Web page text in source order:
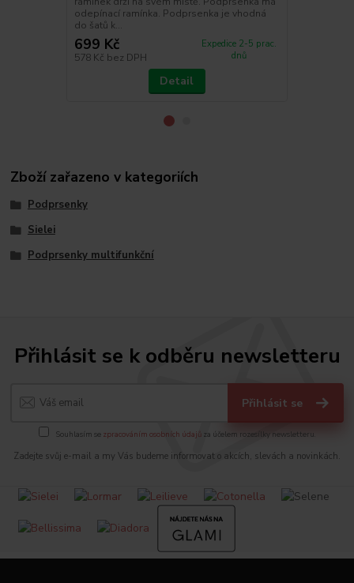
odepínací ramínka. Podprsenka je vhodná
do šatů k...
699 Kč
578 Kč bez DPH
Expedice 2-5 prac.
dnů
Detail
Zboží zařazeno v kategoriích
Podprsenky
Sielei
Podprsenky multifunkční
Přihlásit se k odběru newsletteru
Přihlásit se
Souhlasím se zpracováním osobních údajů za účelem rozesílky newsletteru.
Zadejte svůj e-mail a my Vás budeme informovat o akcích, slevách a novinkách.